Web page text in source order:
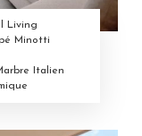
Living
Minotti
Italien